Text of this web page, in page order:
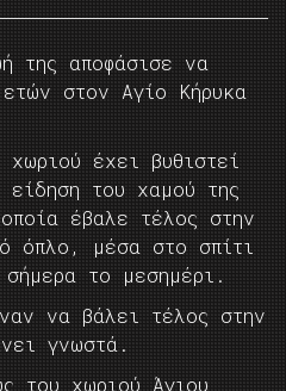
της αποφάσισε να
στον Αγίο Κήρυκα
έχει βυθιστεί
του χαμού της
έβαλε τέλος στην
όπλο, μέσα στο σπίτι
το μεσημέρι.
να βάλει τέλος στην
γνωστά.
του χωριού Άγιου